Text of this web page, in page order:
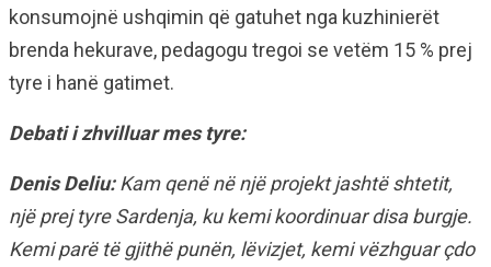
konsumojnë ushqimin që gatuhet nga kuzhinierët
brenda hekurave, pedagogu tregoi se vetëm 15 % prej
tyre i hanë gatimet.
Debati i zhvilluar mes tyre:
Denis Deliu:Kam qenë në një projekt jashtë shtetit,
një prej tyre Sardenja, ku kemi koordinuar disa burgje.
Kemi parë të gjithë punën, lëvizjet, kemi vëzhguar çdo